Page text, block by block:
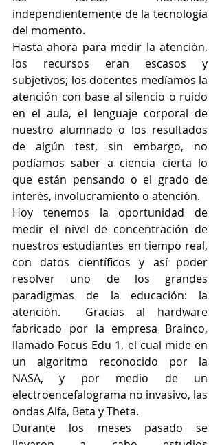
independientemente de la tecnología
del momento.
Hasta ahora para medir la atención,
los recursos eran escasos y
subjetivos; los docentes medíamos la
atención con base al silencio o ruido
en el aula, el lenguaje corporal de
nuestro alumnado o los resultados
de algún test, sin embargo, no
podíamos saber a ciencia cierta lo
que están pensando o el grado de
interés, involucramiento o atención.
Hoy tenemos la oportunidad de
medir el nivel de concentración de
nuestros estudiantes en tiempo real,
con datos científicos y así poder
resolver uno de los grandes
paradigmas de la educación: la
atención.  Gracias al hardware
fabricado por la empresa Brainco,
llamado Focus Edu 1, el cual mide en
un algoritmo reconocido por la
NASA, y por medio de un
electroencefalograma no invasivo, las
ondas Alfa, Beta y Theta.
Durante los meses pasado se